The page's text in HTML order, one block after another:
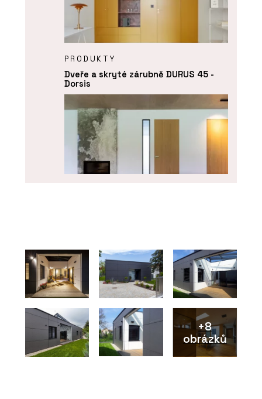
PRODUKTY
Dveře a skryté zárubně DURUS 45 -
Dorsis
+8
obrázků